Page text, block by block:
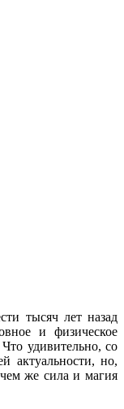
тысяч лет назад
и физическое
удивительно, со
актуальности, но,
же сила и магия